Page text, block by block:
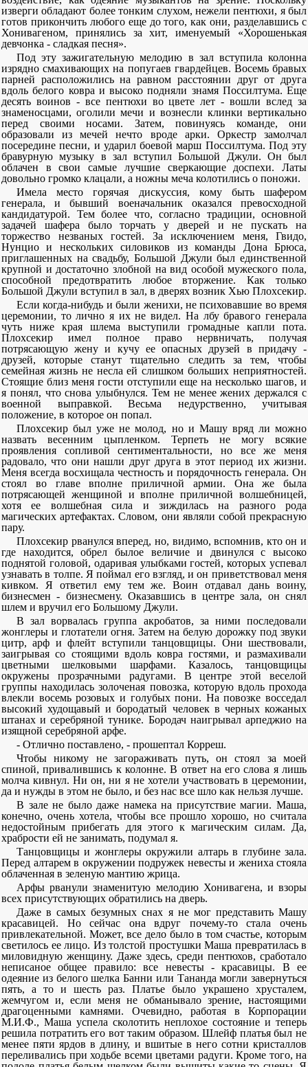
изверги обладают более тонким слухом, нежели пентюхи, я был
готов прикончить любого еще до того, как они, разделавшись с
Хонивагеном, принялись за хит, именуемый «Хорошенькая
девчонка - сладкая песня».
Под эту зажигательную мелодию в зал вступила колонна
изрядно смахивающих на попугаев гвардейцев. Восемь бравых
парней расположились на равном расстоянии друг от друга
вдоль белого ковра и высоко подняли знамя Поссилтума. Еще
десять воинов - все пентюхи во цвете лет - вошли вслед за
знаменосцами, оголили мечи и вознесли клинки вертикально
перед своими носами. Затем, повинуясь команде, они
образовали из мечей нечто вроде арки. Оркестр замолчал
посередине песни, и ударил боевой марш Поссилтума. Под эту
бравурную музыку в зал вступил Большой Джули. Он был
облачен в свои самые лучшие сверкающие доспехи. Латы
довольно громко клацали, а ножны меча колотились о поножи.
Имела место горячая дискуссия, кому быть шафером
генерала, и бывший военачальник оказался превосходной
кандидатурой. Тем более что, согласно традиции, основной
задачей шафера было торчать у дверей и не пускать на
торжество незваных гостей. За исключением меня, Гвидо,
Нунцио и нескольких силовиков из команды Дона Брюса,
приглашенных на свадьбу, Большой Джули был единственной
крупной и достаточно злобной на вид особой мужеского пола,
способной предотвратить любое вторжение. Как только
Большой Джули вступил в зал, в дверях возник Хью Плохсекир.
Если когда-нибудь и были женихи, не психовавшие во время
церемонии, то лично я их не видел. На лбу бравого генерала
чуть ниже края шлема выступили громадные капли пота.
Плохсекир имел полное право нервничать, получая
потрясающую жену и кучу ее опасных друзей в придачу -
друзей, которые станут тщательно следить за тем, чтобы
семейная жизнь не несла ей слишком больших неприятностей.
Стоящие близ меня гости отступили еще на несколько шагов, и
я понял, что снова улыбнулся. Тем не менее жених держался с
военной выправкой. Весьма недурственно, учитывая
положение, в которое он попал.
Плохсекир был уже не молод, но и Машу вряд ли можно
назвать весенним цыпленком. Терпеть не могу всякие
проявления сопливой сентиментальности, но все же меня
радовало, что они нашли друг друга в этот период их жизни.
Меня всегда восхищала честность и порядочность генерала. Он
стоял во главе вполне приличной армии. Она же была
потрясающей женщиной и вполне приличной волшебницей,
хотя ее волшебная сила и зиждилась на разного рода
магических артефактах. Словом, они являли собой прекрасную
пару.
Плохсекир рванулся вперед, но, видимо, вспомнив, кто он и
где находится, обрел былое величие и двинулся с высоко
поднятой головой, одаривая улыбками гостей, которых успевал
узнавать в толпе. Я поймал его взгляд, и он приветствовал меня
кивком. Я ответил ему тем же. Воин отдавал дань воину,
бизнесмен - бизнесмену. Оказавшись в центре зала, он снял
шлем и вручил его Большому Джули.
В зал ворвалась группа акробатов, за ними последовали
жонглеры и глотатели огня. Затем на белую дорожку под звуки
цитр, арф и флейт вступили танцовщицы. Они шествовали,
заигрывая со стоящими вдоль ковра гостями, и размахивали
цветными шелковыми шарфами. Казалось, танцовщицы
окружены прозрачными радугами. В центре этой веселой
группы находилась золоченая повозка, которую вдоль прохода
влекли восемь розовых и голубых пони. На повозке восседал
высокий худощавый и бородатый человек в черных кожаных
штанах и серебряной тунике. Бородач наигрывал арпеджио на
изящной серебряной арфе.
- Отлично поставлено, - прошептал Корреш.
Чтобы никому не загораживать путь, он стоял за моей
спиной, привалившись к колонне. В ответ на его слова я лишь
молча кивнул. Ни он, ни я не хотели участвовать в церемонии,
да и нужды в этом не было, и без нас все шло как нельзя лучше.
В зале не было даже намека на присутствие магии. Маша,
конечно, очень хотела, чтобы все прошло хорошо, но считала
недостойным прибегать для этого к магическим силам. Да,
храбрости ей не занимать, подумал я.
Танцовщицы и жонглеры окружили алтарь в глубине зала.
Перед алтарем в окружении подружек невесты и жениха стояла
облаченная в зеленую мантию жрица.
Арфы рванули знаменитую мелодию Хонивагена, и взоры
всех присутствующих обратились на дверь.
Даже в самых безумных снах я не мог представить Машу
красавицей. Но сейчас она вдруг почему-то стала очень
привлекательной. Может, все дело было в том счастье, которым
светилось ее лицо. Из толстой простушки Маша превратилась в
миловидную женщину. Даже здесь, среди пентюхов, сработало
неписаное общее правило: все невесты - красавицы. В ее
одеяние из белого шелка Банни или Тананда могли завернуться
пять, а то и шесть раз. Платье было украшено хрусталем,
жемчугом и, если меня не обманывало зрение, настоящими
драгоценными камнями. Очевидно, работая в Корпорации
М.И.Ф., Маша успела сколотить неплохое состояние и теперь
решила потратить его вот таким образом. Шлейф платья был не
менее пяти ярдов в длину, и вшитые в него сотни кристаллов
переливались при ходьбе всеми цветами радуги. Кроме того, на